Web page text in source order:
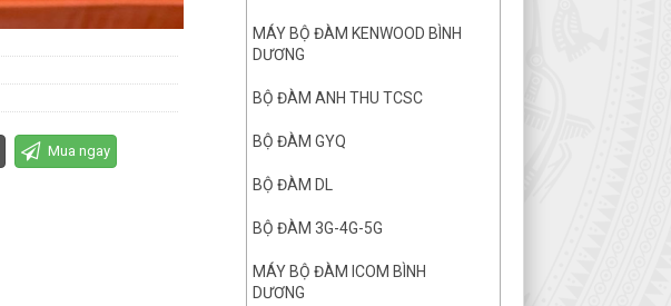
Mua ngay
MÁY BỘ ĐÀM KENWOOD BÌNH
DƯƠNG
BỘ ĐÀM ANH THU TCSC
BỘ ĐÀM GYQ
BỘ ĐÀM DL
BỘ ĐÀM 3G-4G-5G
MÁY BỘ ĐÀM ICOM BÌNH
DƯƠNG